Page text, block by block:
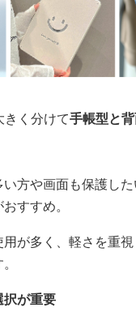
く分けて手帳型と
方や画面も保護し
すすめ。
が多く、軽さを重
択が重要